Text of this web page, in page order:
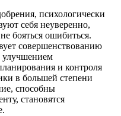
психологически
себя неуверенно,
бояться ошибиться.
совершенствованию
улучшением
и контроля
в большей степени
способны
становятся